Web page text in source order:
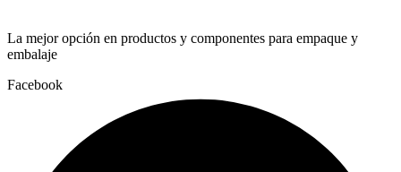
La mejor opción en productos y componentes para empaque y
embalaje
Facebook